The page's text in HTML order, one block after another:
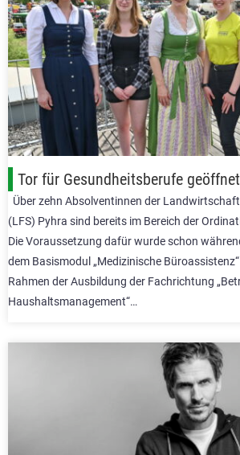
Tor für Gesundheitsberufe geöffnet
Über zehn Absolventinnen der
(LFS) Pyhra sind bereits im Bereich der
Die Voraussetzung dafür wurde schon
dem Basismodul „Medizinische
Rahmen der Ausbildung der Fachrichtung
Haushaltsmanagement“…